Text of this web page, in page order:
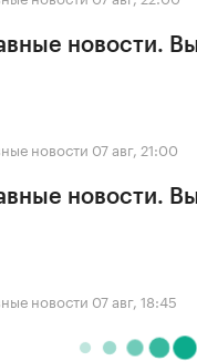
новости.
новости 07 авг, 21:00
новости.
новости 07 авг, 18:45